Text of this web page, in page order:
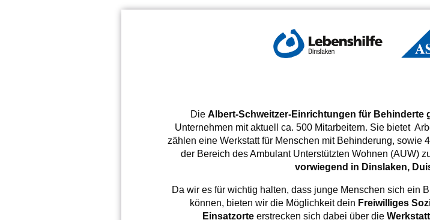
Die Albert-Schweitzer-Einrichtungen für Behinderte
Unternehmen mit aktuell ca. 500 Mitarbeitern. Sie bietet
zählen eine Werkstatt für Menschen mit Behinderung, sowie
der Bereich des Ambulant Unterstützten Wohnen (AUW)
vorwiegend in Dinslaken,
Da wir es für wichtig halten, dass junge Menschen sich ein
können, bieten wir die Möglichkeit dein Freiwilliges
Einsatzorteerstrecken sich dabei über die